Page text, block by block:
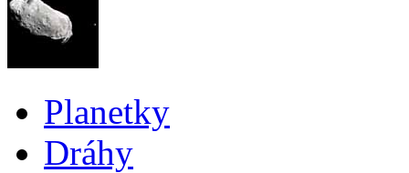
Planetky
Dráhy